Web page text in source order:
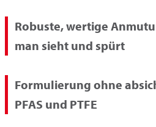
Robuste, wertige
man sieht und spürt
Formulierung ohne
PFAS und PTFE